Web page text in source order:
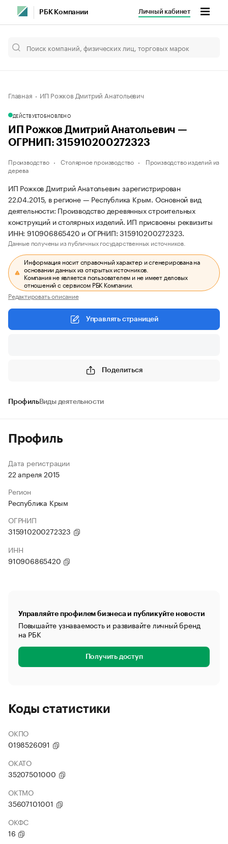
РБК Компании Личный кабинет
Главная ИП Рожков Дмитрий Анатольевич
ДЕЙСТВУЕТОБНОВЛЕНО
ИП Рожков Дмитрий Анатольевич —
ОГРНИП: 315910200272323
Производство Столярное производство
Производство изделий из
дерева
ИП Рожков Дмитрий Анатольевич зарегистрирован
22.04.2015, в регионе — Республика Крым. Основной вид
деятельности: Производство деревянных строительных
конструкций и столярных изделий. ИП присвоены реквизиты
ИНН: 910906865420 и ОГРНИП: 315910200272323.
Данные получены из публичных государственных источников.
Информация носит справочный характер и сгенерирована на
основании данных из открытых источников.
Компания не является пользователем и не имеет деловых
отношений с сервисом РБК Компании.
Редактировать описание
Управлять страницей
Поделиться
ПрофильВиды деятельности
Профиль
Дата регистрации
22 апреля 2015
Регион
Республика Крым
ОГРНИП
315910200272323
ИНН
910906865420
Управляйте профилем бизнеса и публикуйте новости
Повышайте узнаваемость и развивайте личный бренд
на РБК
Получить доступ
Коды статистики
ОКПО
0198526091
ОКАТО
35207501000
ОКТМО
35607101001
ОКФС
16